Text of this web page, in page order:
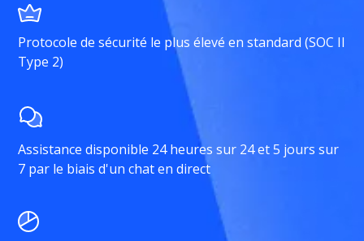
Protocole de sécurité le plus élevé en standard (SOC II
Type 2)
Assistance disponible 24 heures sur 24 et 5 jours sur
7 par le biais d'un chat en direct